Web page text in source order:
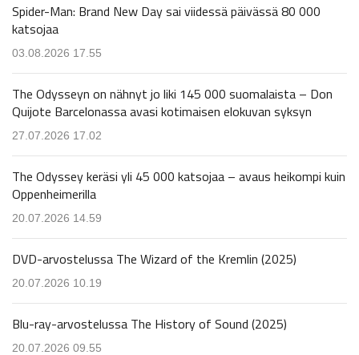
Spider-Man: Brand New Day sai viidessä päivässä 80 000
katsojaa
03.08.2026 17.55
The Odysseyn on nähnyt jo liki 145 000 suomalaista – Don
Quijote Barcelonassa avasi kotimaisen elokuvan syksyn
27.07.2026 17.02
The Odyssey keräsi yli 45 000 katsojaa – avaus heikompi kuin
Oppenheimerilla
20.07.2026 14.59
DVD-arvostelussa The Wizard of the Kremlin (2025)
20.07.2026 10.19
Blu-ray-arvostelussa The History of Sound (2025)
20.07.2026 09.55